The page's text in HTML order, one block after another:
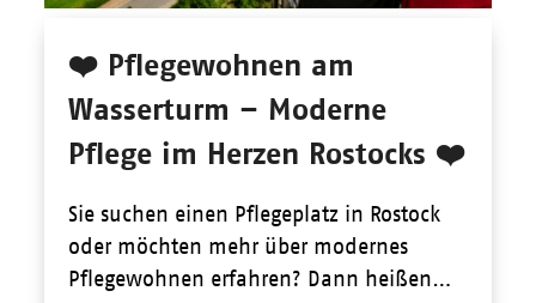
❤️ Pflegewohnen am
Wasserturm – Moderne
Pflege im Herzen Rostocks ❤️
Sie suchen einen Pflegeplatz in Rostock
oder möchten mehr über modernes
Pflegewohnen erfahren? Dann heißen…